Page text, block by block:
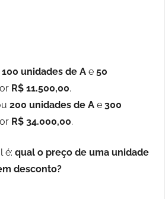
100 unidades de A e 50
R$ 11.500,00.
200 unidades de A e 300
R$ 34.000,00.
é: qual o preço de uma unidade
desconto?